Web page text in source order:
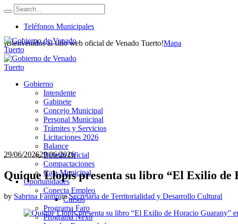
Teléfonos Municipales
¡Bienvenidos al sitio web oficial de Venado Tuerto!Mapa
Gobierno
Intendente
Gabinete
Concejo Municipal
Personal Municipal
Trámites y Servicios
Licitaciones 2026
Balance
Boletín Oficial
Compactaciones
Caja Municipal
Oportunidades
Conecta Empleo
Cursos
Programa Faro
Programa Nexo
29/06/202629/06/2026
Quique Llopis presenta su libro “El Exilio de
by Sabrina FantiniinSecretaría de Territorialidad y Desarrollo Cultural